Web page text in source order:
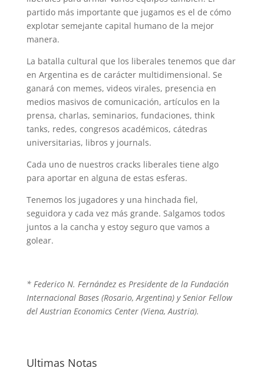
partido más importante que jugamos es el de cómo
explotar semejante capital humano de la mejor
manera.
La batalla cultural que los liberales tenemos que dar
en Argentina es de carácter multidimensional. Se
ganará con memes, videos virales, presencia en
medios masivos de comunicación, artículos en la
prensa, charlas, seminarios, fundaciones, think
tanks, redes, congresos académicos, cátedras
universitarias, libros y journals.
Cada uno de nuestros cracks liberales tiene algo
para aportar en alguna de estas esferas.
Tenemos los jugadores y una hinchada fiel,
seguidora y cada vez más grande. Salgamos todos
juntos a la cancha y estoy seguro que vamos a
golear.
* Federico N. Fernández es Presidente de la Fundación
Internacional Bases (Rosario, Argentina) y Senior Fellow
del Austrian Economics Center (Viena, Austria).
Ultimas Notas